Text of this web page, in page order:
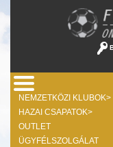
NEMZETKÖZI KLUBOK>
HAZAI CSAPATOK>
OUTLET
ÜGYFÉLSZOLGÁLAT